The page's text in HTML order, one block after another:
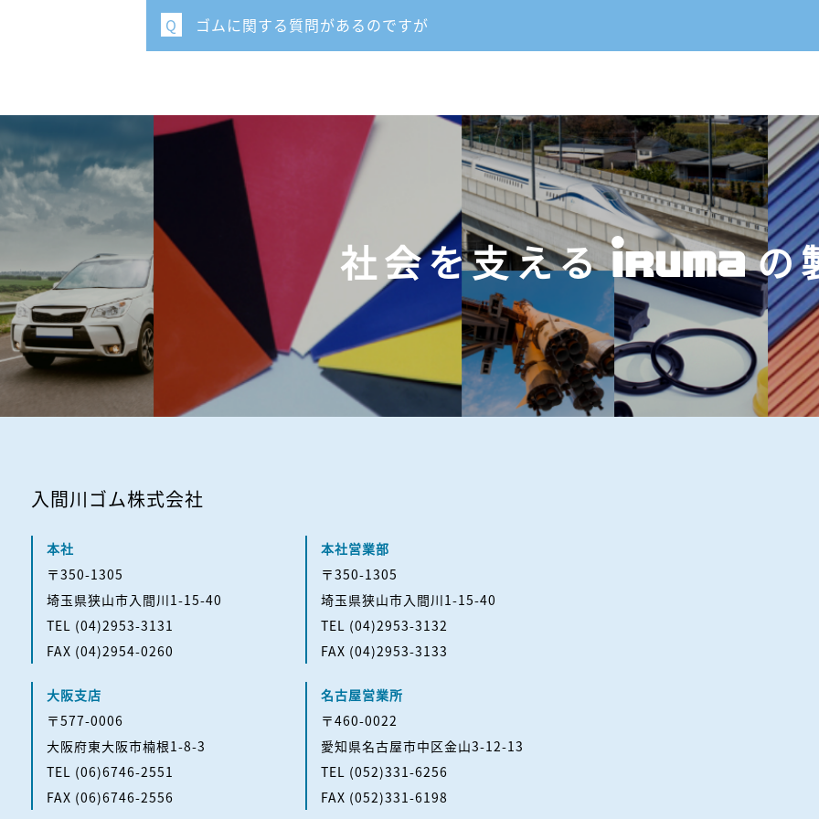
Q ゴムに関する質問があるのですが
社会を支える の
入間川ゴム株式会社
本社
〒350-1305
埼玉県狭山市入間川1-15-40
TEL (04)2953-3131
FAX (04)2954-0260
本社営業部
〒350-1305
埼玉県狭山市入間川1-15-40
TEL (04)2953-3132
FAX (04)2953-3133
大阪支店
〒577-0006
大阪府東大阪市楠根1-8-3
TEL (06)6746-2551
FAX (06)6746-2556
名古屋営業所
〒460-0022
愛知県名古屋市中区金山3-12-13
TEL (052)331-6256
FAX (052)331-6198